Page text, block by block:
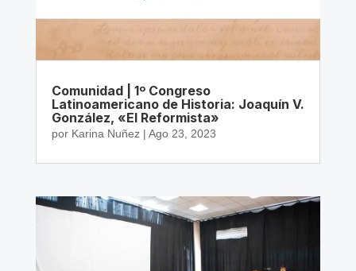
Comunidad | 1º Congreso
Latinoamericano de Historia: Joaquín V.
González, «El Reformista»
por Karina Nuñez| Ago 23, 2023